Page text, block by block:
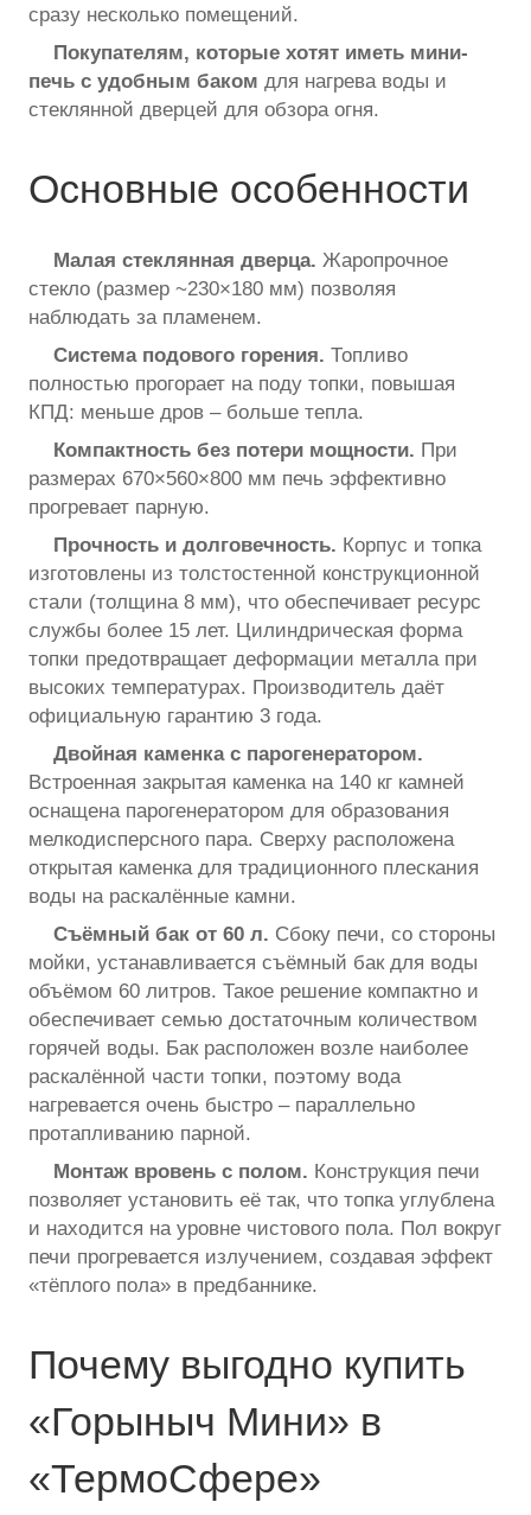
сразу несколько помещений.
Покупателям, которые хотят иметь мини-
печь с удобным баком для нагрева воды и
стеклянной дверцей для обзора огня.
Основные особенности
Малая стеклянная дверца. Жаропрочное
стекло (размер ~230×180 мм) позволяя
наблюдать за пламенем.
Система подового горения. Топливо
полностью прогорает на поду топки, повышая
КПД: меньше дров – больше тепла.
Компактность без потери мощности. При
размерах 670×560×800 мм печь эффективно
прогревает парную.
Прочность и долговечность. Корпус и топка
изготовлены из толстостенной конструкционной
стали (толщина 8 мм), что обеспечивает ресурс
службы более 15 лет. Цилиндрическая форма
топки предотвращает деформации металла при
высоких температурах. Производитель даёт
официальную гарантию 3 года.
Двойная каменка с парогенератором.
Встроенная закрытая каменка на 140 кг камней
оснащена парогенератором для образования
мелкодисперсного пара. Сверху расположена
открытая каменка для традиционного плескания
воды на раскалённые камни.
Съёмный бак от 60 л. Сбоку печи, со стороны
мойки, устанавливается съёмный бак для воды
объёмом 60 литров. Такое решение компактно и
обеспечивает семью достаточным количеством
горячей воды. Бак расположен возле наиболее
раскалённой части топки, поэтому вода
нагревается очень быстро – параллельно
протапливанию парной.
Монтаж вровень с полом. Конструкция печи
позволяет установить её так, что топка углублена
и находится на уровне чистового пола. Пол вокруг
печи прогревается излучением, создавая эффект
«тёплого пола» в предбаннике.
Почему выгодно купить
«Горыныч Мини» в
«ТермоСфере»